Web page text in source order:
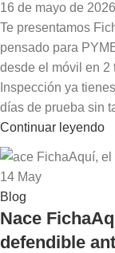
16 de mayo de 2026
Te presentamos
pensado para
desde el móvil en 2
Inspección ya
días de prueba sin
Continuar leyendo
14 May
Blog
Nace
defendible